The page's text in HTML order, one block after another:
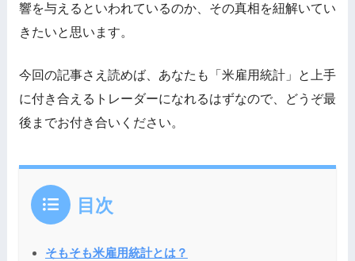
響を与えるといわれているのか、その真相を紐解いてい
きたいと思います。
今回の記事さえ読めば、あなたも「米雇用統計」と上手
に付き合えるトレーダーになれるはずなので、どうぞ最
後までお付き合いください。
目次
そもそも米雇用統計とは？